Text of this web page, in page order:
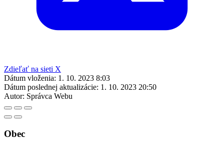
Zdieľať na sieti X
Dátum vloženia: 1. 10. 2023 8:03
Dátum poslednej aktualizácie: 1. 10. 2023 20:50
Autor: Správca Webu
Obec